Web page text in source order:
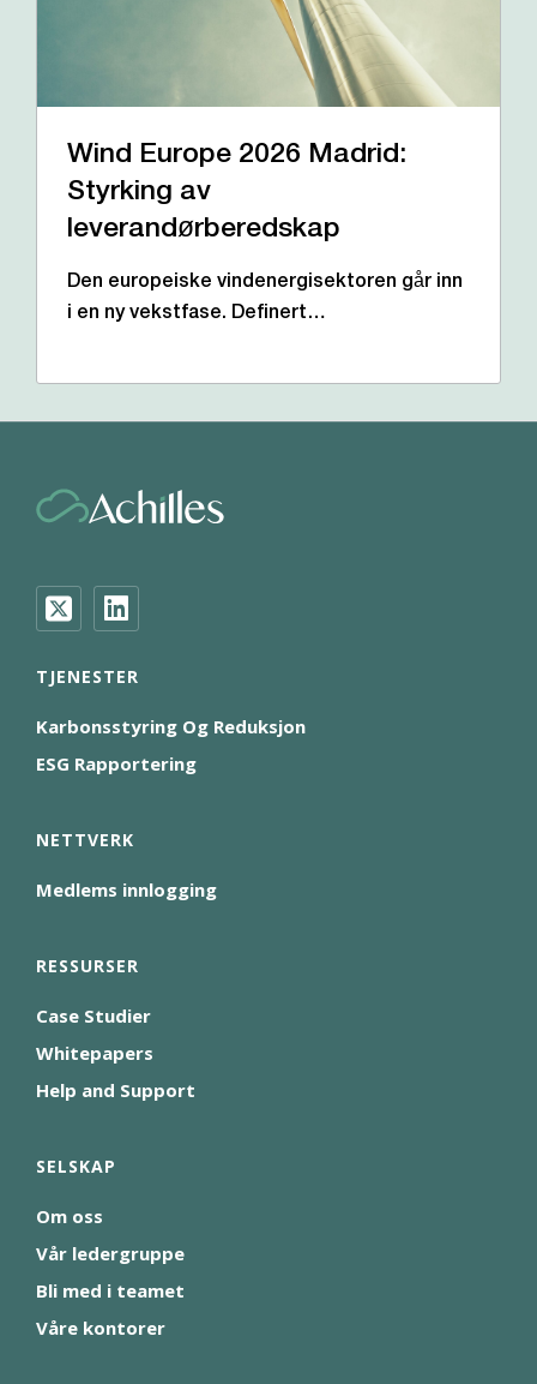
Wind Europe 2026 Madrid:
Styrking av
leverandørberedskap
Den europeiske vindenergisektoren går inn
i en ny vekstfase. Definert…
TJENESTER
Karbonsstyring Og Reduksjon
ESG Rapportering
NETTVERK
Medlems innlogging
RESSURSER
Case Studier
Whitepapers
Help and Support
SELSKAP
Om oss
Vår ledergruppe
Bli med i teamet
Våre kontorer